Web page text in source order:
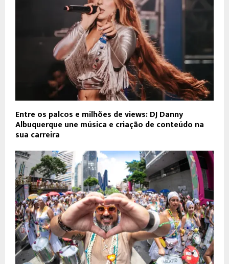
Entre os palcos e milhões de views: DJ Danny
Albuquerque une música e criação de conteúdo na
sua carreira